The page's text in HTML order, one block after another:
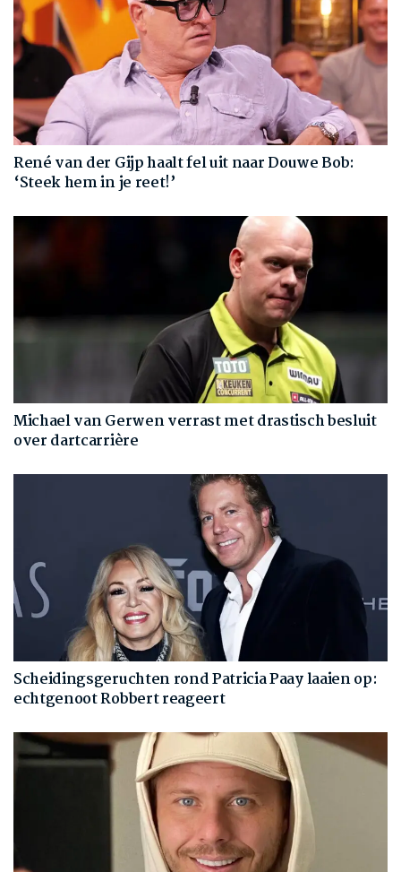
René van der Gijp haalt fel uit naar Douwe Bob:
‘Steek hem in je reet!’
Michael van Gerwen verrast met drastisch besluit
over dartcarrière
Scheidingsgeruchten rond Patricia Paay laaien op:
echtgenoot Robbert reageert